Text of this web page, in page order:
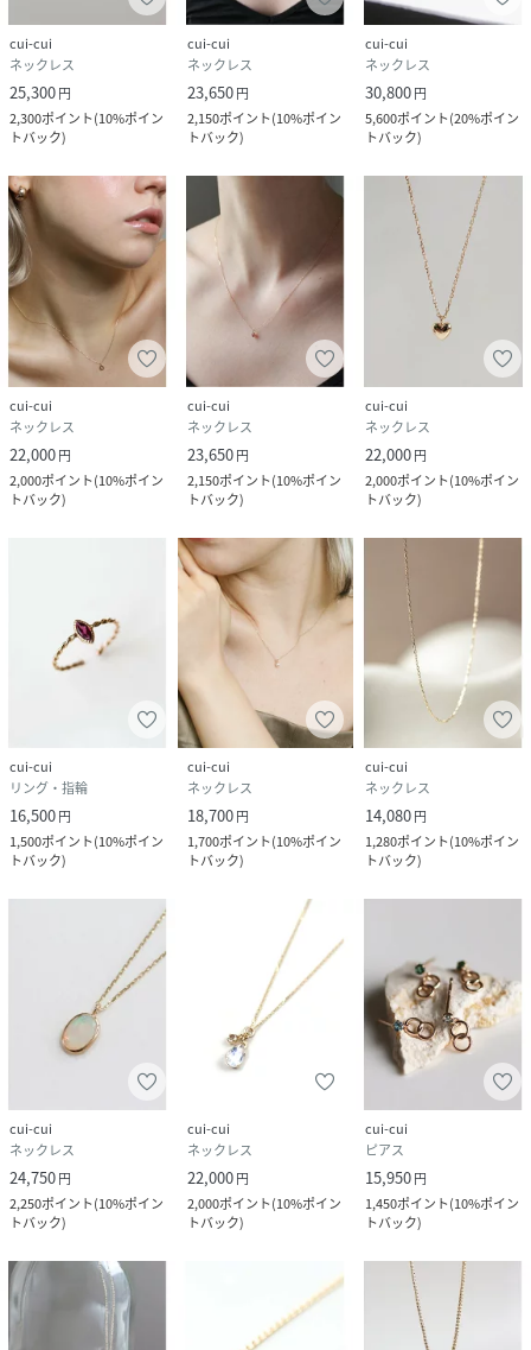
cui-cui
ネックレス
25,300円
2,300ポイント(10%ポイン
トバック)
cui-cui
ネックレス
23,650円
2,150ポイント(10%ポイン
トバック)
cui-cui
ネックレス
30,800円
5,600ポイント(20%ポイン
トバック)
cui-cui
ネックレス
22,000円
2,000ポイント(10%ポイン
トバック)
cui-cui
ネックレス
23,650円
2,150ポイント(10%ポイン
トバック)
cui-cui
ネックレス
22,000円
2,000ポイント(10%ポイン
トバック)
cui-cui
リング・指輪
16,500円
1,500ポイント(10%ポイン
トバック)
cui-cui
ネックレス
18,700円
1,700ポイント(10%ポイン
トバック)
cui-cui
ネックレス
14,080円
1,280ポイント(10%ポイン
トバック)
cui-cui
ネックレス
24,750円
2,250ポイント(10%ポイン
トバック)
cui-cui
ネックレス
22,000円
2,000ポイント(10%ポイン
トバック)
cui-cui
ピアス
15,950円
1,450ポイント(10%ポイン
トバック)